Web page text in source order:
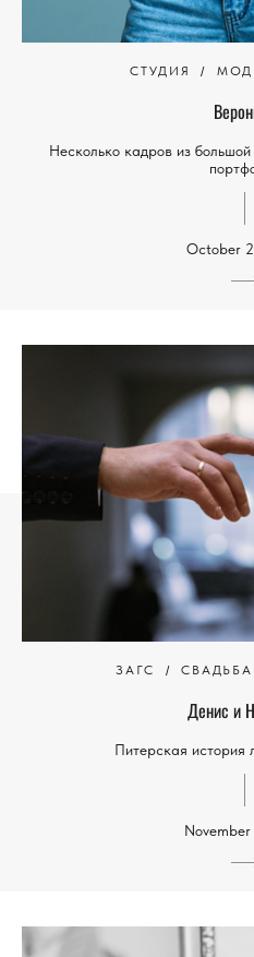
СТУДИЯ
Несколько кадров из
October
ЗАГС СВАДЬБА
Денис и
Питерская